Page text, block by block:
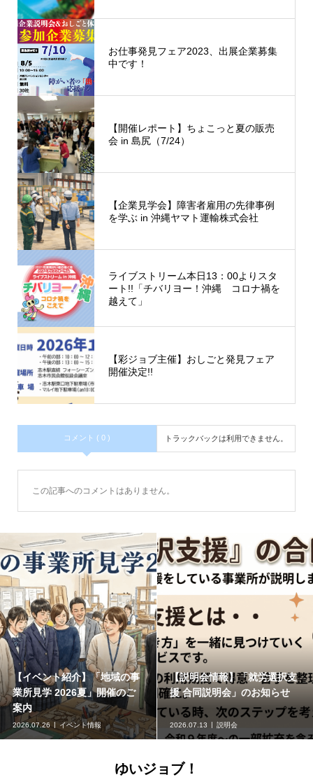
お仕事発見フェア2023、出展企業募集
中です！
【開催レポート】ちょこっと夏の販売
会 in 島尻（7/24）
【企業見学会】障害者雇用の先律事例
を学ぶ in 沖縄ヤマト運輸株式会社
ライブストリーム本日13：00よりスタ
ート!!「チバリヨー！沖縄 コロナ禍を
越えて」
【彩ジョブ主催】おしごと発見フェア
開催決定!!
コメント ( 0 ) トラックバックは利用できません。
この記事へのコメントはありません。
【イベント紹介】「地域の事
業所見学 2026夏」開催のご
案内
2026.07.26 イベント情報
【説明会情報】「就労選択支
援 合同説明会」のお知らせ
2026.07.13 説明会
ゆいジョブ！